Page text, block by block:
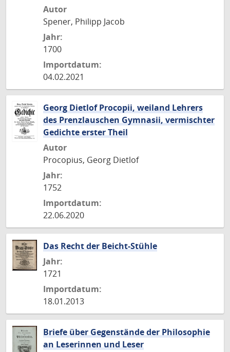
Autor
Spener, Philipp Jacob
Jahr:
1700
Importdatum:
04.02.2021
Georg Dietlof Procopii, weiland Lehrers
des Prenzlauschen Gymnasii, vermischter
Gedichte erster Theil
Autor
Procopius, Georg Dietlof
Jahr:
1752
Importdatum:
22.06.2020
Das Recht der Beicht-Stühle
Jahr:
1721
Importdatum:
18.01.2013
Briefe über Gegenstände der Philosophie
an Leserinnen und Leser